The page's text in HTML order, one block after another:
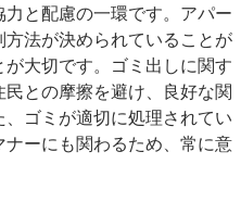
と配慮の一環です。アパー
方法が決められていることが
大切です。ゴミ出しに関す
との摩擦を避け、良好な関
ゴミが適切に処理されてい
ーにも関わるため、常に意